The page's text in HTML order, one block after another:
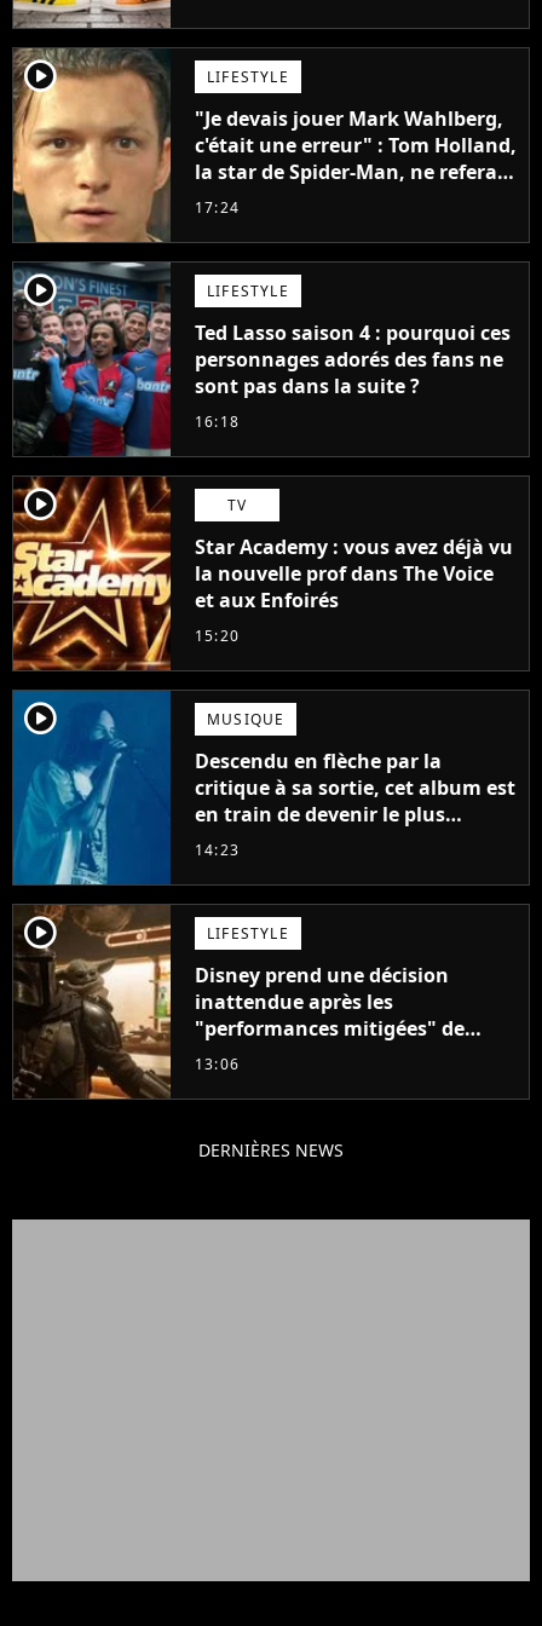
player2 LIFESTYLE
"Je devais jouer Mark Wahlberg,
c'était une erreur" : Tom Holland,
la star de Spider-Man, ne referait
pas ce blockbuster
17:24
player2 LIFESTYLE
Ted Lasso saison 4 : pourquoi ces
personnages adorés des fans ne
sont pas dans la suite ?
16:18
player2 TV
Star Academy : vous avez déjà vu
la nouvelle prof dans The Voice
et aux Enfoirés
15:20
player2 MUSIQUE
Descendu en flèche par la
critique à sa sortie, cet album est
en train de devenir le plus
populaire de son auteur
14:23
player2 LIFESTYLE
Disney prend une décision
inattendue après les
"performances mitigées" de
Vaiana et The Mandalorian &
13:06
DERNIÈRES NEWS